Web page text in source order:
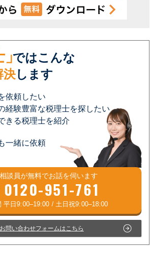
」ではこんな
決します
依頼したい
経験豊富な税理士を探したい
きる税理士を紹介
一緒に依頼
談員が無料でお話を伺います
0120-951-761
お問い合わせフォームはこちら